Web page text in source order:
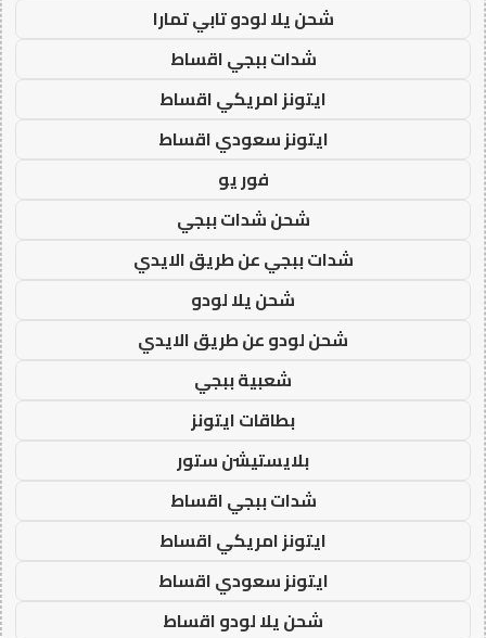
شحن يلا لودو تابي تمارا
شدات ببجي اقساط
ايتونز امريكي اقساط
ايتونز سعودي اقساط
فور يو
شحن شدات ببجي
شدات ببجي عن طريق الايدي
شحن يلا لودو
شحن لودو عن طريق الايدي
شعبية ببجي
بطاقات ايتونز
بلايستيشن ستور
شدات ببجي اقساط
ايتونز امريكي اقساط
ايتونز سعودي اقساط
شحن يلا لودو اقساط